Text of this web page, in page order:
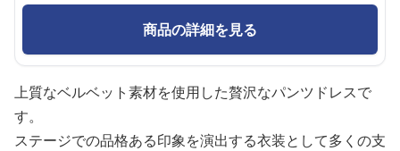
商品の詳細を見る
上質なベルベット素材を使用した贅沢なパンツドレスで
す。
ステージでの品格ある印象を演出する衣装として多くの支